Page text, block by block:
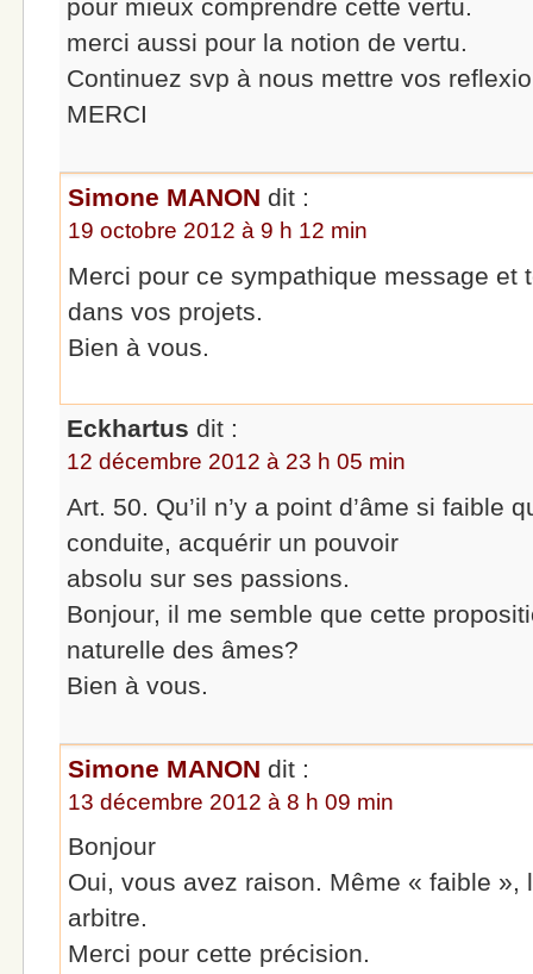
pour mieux comprendre cette vertu.
merci aussi pour la notion de vertu.
Continuez svp à nous mettre vos
MERCI
Simone MANON dit :
19 octobre 2012 à 9 h 12 min
Merci pour ce sympathique message et
dans vos projets.
Bien à vous.
Eckhartus dit :
12 décembre 2012 à 23 h 05 min
Art. 50. Qu’il n’y a point d’âme si faible
conduite, acquérir un pouvoir
absolu sur ses passions.
Bonjour, il me semble que cette
naturelle des âmes?
Bien à vous.
Simone MANON dit :
13 décembre 2012 à 8 h 09 min
Bonjour
Oui, vous avez raison. Même « faible »,
arbitre.
Merci pour cette précision.